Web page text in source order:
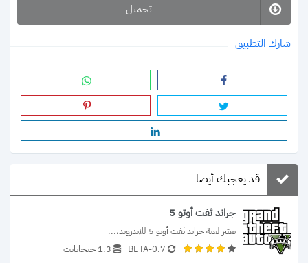
تحميل
شارك التطبيق
قد يعجبك أيضا
جراند ثفت أوتو 5
تعتبر لعبة جراند ثفت أوتو 5 للاندرويد،...
0.7-BETA
1.3 جيجابايت